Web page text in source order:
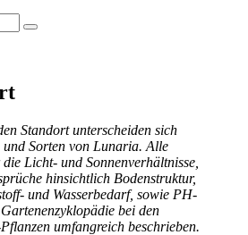
Standort unterscheiden sich
und Sorten von Lunaria. Alle
Licht- und Sonnenverhältnisse,
hinsichtlich Bodenstruktur,
und Wasserbedarf, sowie PH-
bei den
umfangreich beschrieben.